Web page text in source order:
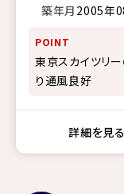
築年月 2005年
POINT
東京スカイツリ
り通風良好
詳細を見る